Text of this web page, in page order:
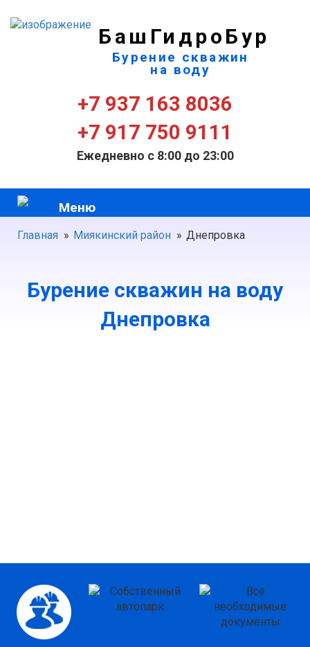
БашГидроБур
Бурение скважин
на воду
+7 937 163 8036
+7 917 750 9111
Ежедневно с 8:00 до 23:00
Меню
Главная » Миякинский район » Днепровка
Бурение скважин на воду
Днепровка